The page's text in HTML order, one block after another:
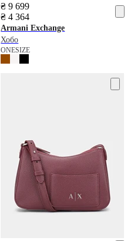
₴ 9 699
₴ 4 364
Armani Exchange
Хобо
ONESIZE